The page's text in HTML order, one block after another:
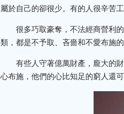
屬於自己的卻很少。有的人很辛苦
很多巧取豪奪，不法經商營利
類，都是不予取、吝嗇和不愛布施的
有些人守著億萬財產，龐大的
心布施，他們的心比知足的窮人還